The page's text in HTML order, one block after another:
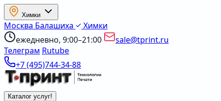
Химки
Москва Балашиха
Химки
ежедневно, 9:00–21:00
sale@tprint.ru
Телеграм Rutube
+7 (495)744-34-88
Каталог услуг!